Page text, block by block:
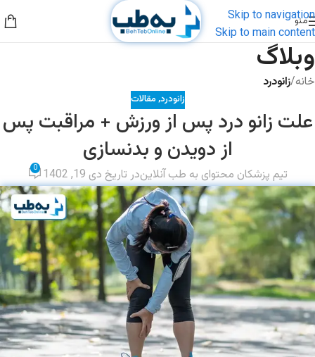
Skip to navigation
Skip to main content
منو
وبلاگ
خانه/زانودرد
زانودرد, مقالات
علت زانو درد پس از ورزش + مراقبت پس
از دویدن و بدنسازی
تیم پزشکان محتوای به طب آنلایندر تاریخ دی 19, 1402 0